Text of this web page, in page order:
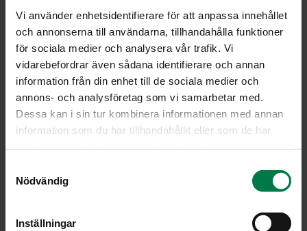
Vi använder enhetsidentifierare för att anpassa innehållet
och annonserna till användarna, tillhandahålla funktioner
för sociala medier och analysera vår trafik. Vi
vidarebefordrar även sådana identifierare och annan
information från din enhet till de sociala medier och
annons- och analysföretag som vi samarbetar med.
Dessa kan i sin tur kombinera informationen med annan
information som du har tillhandahållit eller som de har
Nödvändig
Inställningar
Portioner
Ohje
kpl pientä munakoisoa
kpl pihvitomaattia
2rkl tuoretta basilikaa hienonnettuna
rkl oliiviöljyä